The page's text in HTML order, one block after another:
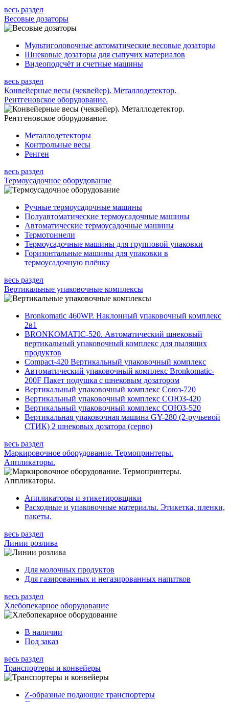
весь раздел
Весовые дозаторы
Мультиголовочные автоматические весовые дозаторы
Шнековые дозаторы для сыпучих материалов
Видеоподсчёт и счетные машины
весь раздел
Конвейерные весы (чеквейер). Металлодетектор.
Рентгеновское оборудование.
Металлодетекторы
Контрольные весы
Ренген
весь раздел
Термоусадочное оборудование
Ручные термоусадочные машины
Полуавтоматические термоусадочные машины
Автоматические термоусадочные машины
Термотоннели
Термоусадочные машины для групповой упаковки
Горизонтальные машины для упаковки в
термоусадочную плёнку
весь раздел
Вертикальные упаковочные комплексы
Bronkomatic 460WP. Наклонный упаковочный комплекс
2в1
BRONKOMATIC-520. Автоматический шнековый
вертикальный упаковочный комплекс для пылящих
продуктов
Compact-420 Вертикальный упаковочный комплекс
Автоматический упаковочный комплекс Bronkomatic-
200F Пакет подушка с шнековым дозатором
Вертикальный упаковочный комплекс Союз-720
Вертикальный упаковочный комплекс СОЮЗ-420
Вертикальный упаковочный комплекс СОЮЗ-520
Вертикальная упаковочная машина GY-280 (2-ручьевой
СТИК) 2 шнековых дозатора (серво)
весь раздел
Маркировочное оборудование. Термопринтеры.
Аппликаторы.
Аппликаторы и этикетировщики
Расходные и упаковочные материалы. Этикетка, пленки,
пакеты.
весь раздел
Линии розлива
Для молочных продуктов
Для газированных и негазированных напитков
весь раздел
Хлебопекарное оборудование
В наличии
Под заказ
весь раздел
Транспортеры и конвейеры
Z-образные подающие транспортеры